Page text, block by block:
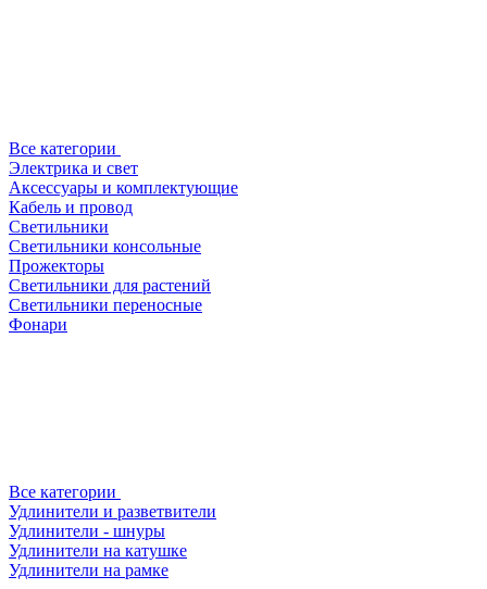
Все категории
Электрика и свет
Аксессуары и комплектующие
Кабель и провод
Светильники
Светильники консольные
Прожекторы
Светильники для растений
Светильники переносные
Фонари
Все категории
Удлинители и разветвители
Удлинители - шнуры
Удлинители на катушке
Удлинители на рамке